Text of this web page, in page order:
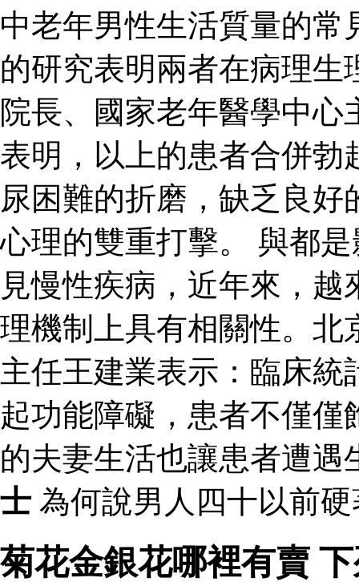
中老年男性生活質量的
的研究表明兩者在病理
院長、國家老年醫學中
表明，以上的患者合併勃
尿困難的折磨，缺乏良
心理的雙重打擊。 與都
見慢性疾病，近年來，
理機制上具有相關性。北
主任王建業表示：臨床
起功能障礙，患者不僅
的夫妻生活也讓患者遭
士 為何說男人四十以前
菊花金銀花哪裡有賣